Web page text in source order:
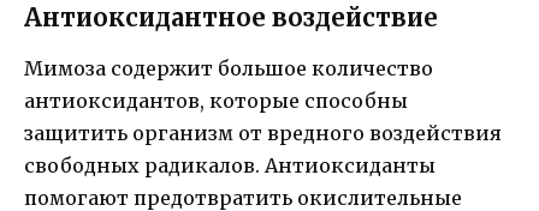
Антиоксидантное воздействие
Мимоза содержит большое количество
антиоксидантов, которые способны
защитить организм от вредного воздействия
свободных радикалов. Антиоксиданты
помогают предотвратить окислительные